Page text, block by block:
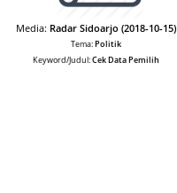
Media: Radar Sidoarjo (2018-10-15)
Tema:Politik
Keyword/Judul:Cek Data Pemilih